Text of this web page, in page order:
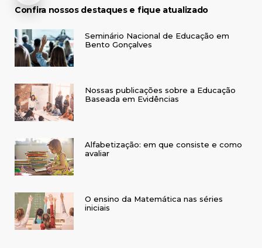
Confira nossos destaques e fique atualizado
Seminário Nacional de Educação em
Bento Gonçalves
Nossas publicações sobre a Educação
Baseada em Evidências
Alfabetização: em que consiste e como
avaliar
O ensino da Matemática nas séries
iniciais